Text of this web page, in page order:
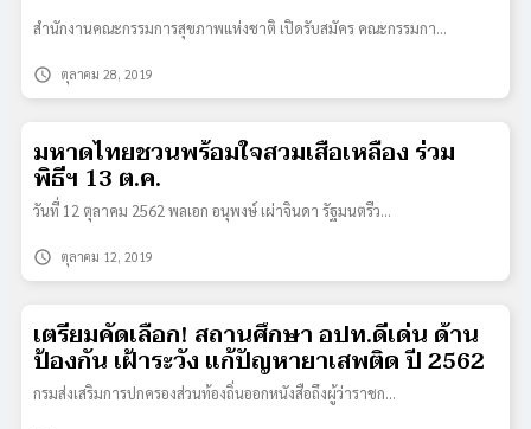
สำนักงานคณะกรรมการสุขภาพแห่งชาติ เปิดรับสมัคร คณะกรรมกา…
schedule ตุลาคม 28, 2019
มหาดไทยชวนพร้อมใจสวมเสื้อเหลือง ร่วม
พิธีฯ 13 ต.ค.
วันที่ 12 ตุลาคม 2562 พลเอก อนุพงษ์ เผ่าจินดา รัฐมนตรีว…
schedule ตุลาคม 12, 2019
เตรียมคัดเลือก! สถานศึกษา อปท.ดีเด่น ด้าน
ป้องกัน เฝ้าระวัง แก้ปัญหายาเสพติด ปี 2562
กรมส่งเสริมการปกครองส่วนท้องถิ่นออกหนังสือถึงผู้ว่าราชก…